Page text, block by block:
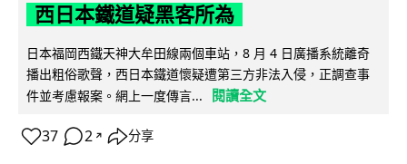
西日本鐵道疑黑客所為
日本福岡西鐵天神大牟田線兩個車站，8 月 4 日廣播系統離奇
播出粗俗歌聲，西日本鐵道懷疑遭第三方非法入侵，正調查事
件並考慮報案。網上一度傳言...
閱讀全文
37 2 ↗ 分享